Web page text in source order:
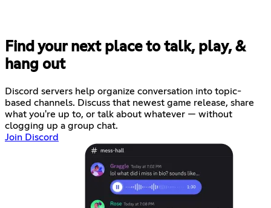
Find your next place to talk, play, &
hang out
Discord servers help organize conversation into topic-
based channels. Discuss that newest game release, share
what you're up to, or talk about whatever — without
clogging up a group chat.
Join Discord